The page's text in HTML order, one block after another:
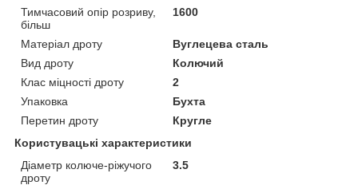
Тимчасовий опір розриву,
більш
1600
Матеріал дроту
Вуглецева сталь
Вид дроту
Колючий
Клас міцності дроту
2
Упаковка
Бухта
Перетин дроту
Кругле
Користувацькі характеристики
Діаметр колюче-ріжучого
дроту
3.5